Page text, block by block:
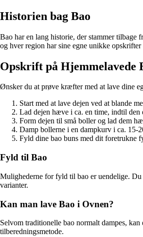
Historien bag Bao
Bao har en lang historie, der stammer tilbage
og hver region har sine egne unikke opskrifter
Opskrift på Hjemmelavede
Ønsker du at prøve kræfter med at lave dine
Start med at lave dejen ved at blande
Lad dejen hæve i ca. en time, indtil den
Form dejen til små boller og lad dem
Damp bollerne i en dampkurv i ca. 15-
Fyld dine bao buns med dit foretrukne
Fyld til Bao
Mulighederne for fyld til bao er uendelige.
varianter.
Kan man lave Bao i Ovnen?
Selvom traditionelle bao normalt dampes,
tilberedningsmetode.